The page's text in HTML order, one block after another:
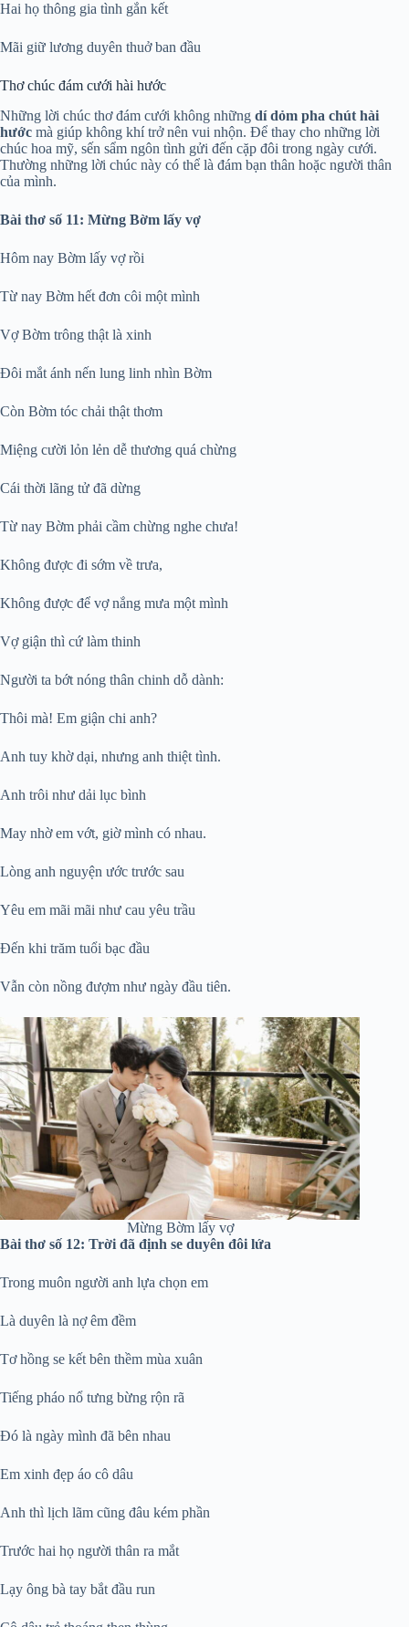
Hai họ thông gia tình gắn kết
Mãi giữ lương duyên thuở ban đầu
Thơ chúc đám cưới hài hước
Những lời chúc thơ đám cưới không những dí dỏm pha chút hài
hước mà giúp không khí trở nên vui nhộn. Để thay cho những lời
chúc hoa mỹ, sến sẩm ngôn tình gửi đến cặp đôi trong ngày cưới.
Thường những lời chúc này có thể là đám bạn thân hoặc người thân
của mình.
Bài thơ số 11: Mừng Bờm lấy vợ
Hôm nay Bờm lấy vợ rồi
Từ nay Bờm hết đơn côi một mình
Vợ Bờm trông thật là xinh
Đôi mắt ánh nến lung linh nhìn Bờm
Còn Bờm tóc chải thật thơm
Miệng cười lỏn lẻn dễ thương quá chừng
Cái thời lãng tử đã dừng
Từ nay Bờm phải cầm chừng nghe chưa!
Không được đi sớm về trưa,
Không được để vợ nắng mưa một mình
Vợ giận thì cứ làm thinh
Người ta bớt nóng thân chinh dỗ dành:
Thôi mà! Em giận chi anh?
Anh tuy khờ dại, nhưng anh thiệt tình.
Anh trôi như dải lục bình
May nhờ em vớt, giờ mình có nhau.
Lòng anh nguyện ước trước sau
Yêu em mãi mãi như cau yêu trầu
Đến khi trăm tuổi bạc đầu
Vẫn còn nồng đượm như ngày đầu tiên.
Mừng Bờm lấy vợ
Bài thơ số 12: Trời đã định se duyên đôi lứa
Trong muôn người anh lựa chọn em
Là duyên là nợ êm đềm
Tơ hồng se kết bên thềm mùa xuân
Tiếng pháo nổ tưng bừng rộn rã
Đó là ngày mình đã bên nhau
Em xinh đẹp áo cô dâu
Anh thì lịch lãm cũng đâu kém phần
Trước hai họ người thân ra mắt
Lạy ông bà tay bắt đầu run